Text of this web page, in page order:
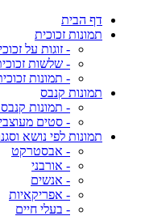
דף הבית
תמונות זכוכית
- זוגות על
- שלשות
- תמונות
תמונות קנבס
- תמונות
- סטים
תמונות לפי נושא
- אבסטרקט
- אורבני
- אנשים
- אפריקאיות
- בעלי חיים